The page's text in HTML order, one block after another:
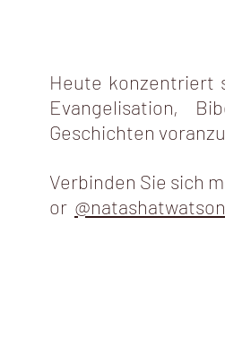
Heute konzentriert
Evangelisation,
Geschichten
Verbinden Sie sich
or @natashatwatson